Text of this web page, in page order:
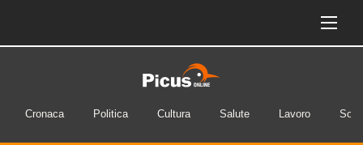
Cronaca Politica Cultura Salute Lavoro